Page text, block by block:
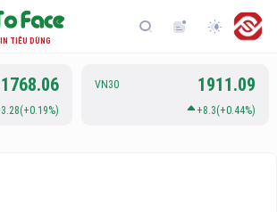
TIÊU DÙNG
1768.06 VN30 1911.09
+8.3(+0.44%)